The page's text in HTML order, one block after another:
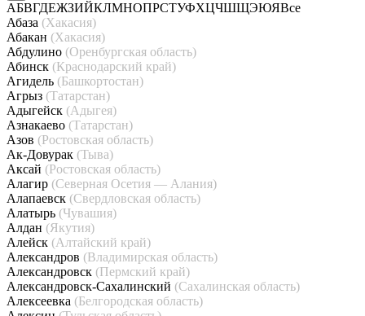
АБВГДЕЖЗИЙКЛМНОПРСТУФХЦЧШЩЭЮЯВсе
Абаза (Хакасия)
Абакан (Хакасия)
Абдулино (Оренбургская область)
Абинск (Краснодарский край)
Агидель (Башкортостан)
Агрыз (Татарстан)
Адыгейск (Адыгея)
Азнакаево (Татарстан)
Азов (Ростовская область)
Ак-Довурак (Тыва)
Аксай (Ростовская область)
Алагир (Северная Осетия — Алания)
Алапаевск (Свердловская область)
Алатырь (Чувашия)
Алдан (Якутия)
Алейск (Алтайский край)
Александров (Владимирская область)
Александровск (Пермский край)
Александровск-Сахалинский (Сахалинская область)
Алексеевка (Белгородская область)